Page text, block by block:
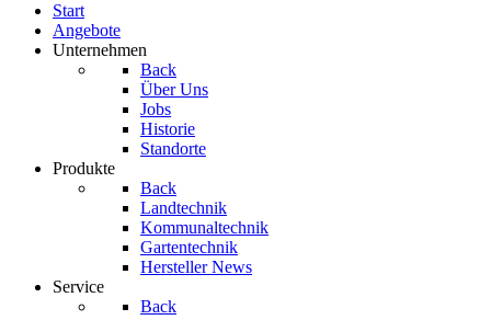
Start
Angebote
Unternehmen
Back
Über Uns
Jobs
Historie
Standorte
Produkte
Back
Landtechnik
Kommunaltechnik
Gartentechnik
Hersteller News
Service
Back